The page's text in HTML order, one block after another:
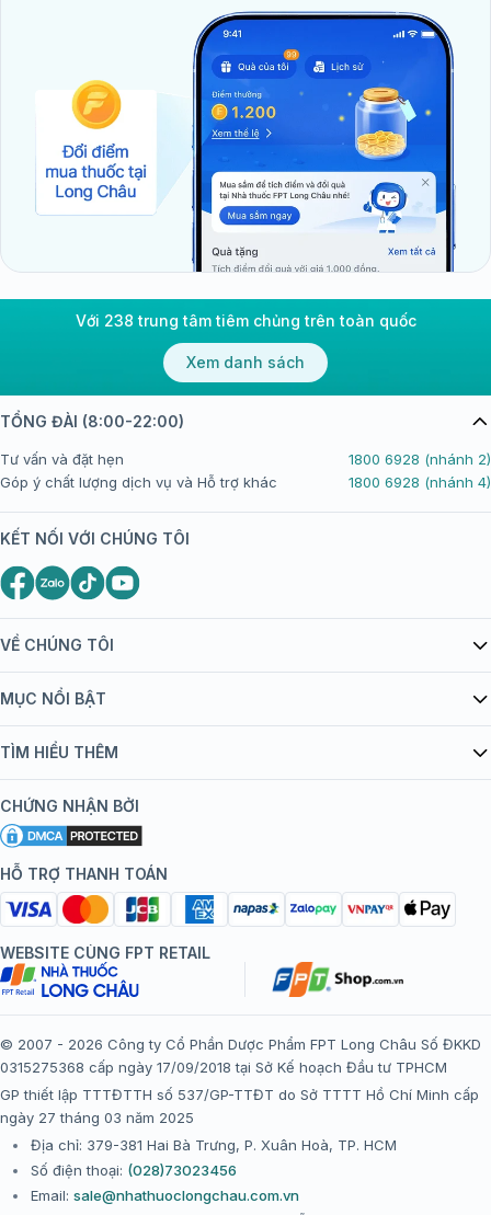
Với 238 trung tâm tiêm chủng trên toàn quốc
Xem danh sách
VỀ CHÚNG TÔI
Giới thiệu Tiêm Chủng FPT Long Châu
bán hàng
Chính sách nội dung
Chính sách bảo mật
Chính sách bảo mật dữ liệu cá nhân
Chính sách thanh toán
Chính sách đổi trả gói, mũi tiêm tại trung tâm tiêm chủng
FPT Long Châu
Thể lệ chương trình “Tích điểm nhận đặc quyền”
MỤC NỔI BẬT
Danh mục vắc xin
Đội ngũ bác sĩ, chuyên gia
Hệ thống trung tâm tiêm chủng
TÌM HIỂU THÊM
Khuyến mãi
Tôi nên tiêm gì?
Tiêm chủng đi nước ngoài
CHỨNG NHẬN BỞI
HỖ TRỢ THANH TOÁN
TỔNG ĐÀI (8:00-22:00)
Tư vấn và đặt hẹn
1800 6928 (nhánh 2)
Góp ý chất lượng dịch vụ và Hỗ trợ khác
1800 6928 (nhánh 4)
KẾT NỐI VỚI CHÚNG TÔI
WEBSITE CÙNG FPT RETAIL
© 2007 - 2026 Công ty Cổ Phần Dược Phẩm FPT Long Châu Số ĐKKD
0315275368 cấp ngày 17/09/2018 tại Sở Kế hoạch Đầu tư TPHCM
GP thiết lập TTTĐTTH số 537/GP-TTĐT do Sở TTTT Hồ Chí Minh cấp
ngày 27 tháng 03 năm 2025
Địa chỉ: 379-381 Hai Bà Trưng, P. Xuân Hoà, TP. HCM
Số điện thoại: (028)73023456
Email: sale@nhathuoclongchau.com.vn